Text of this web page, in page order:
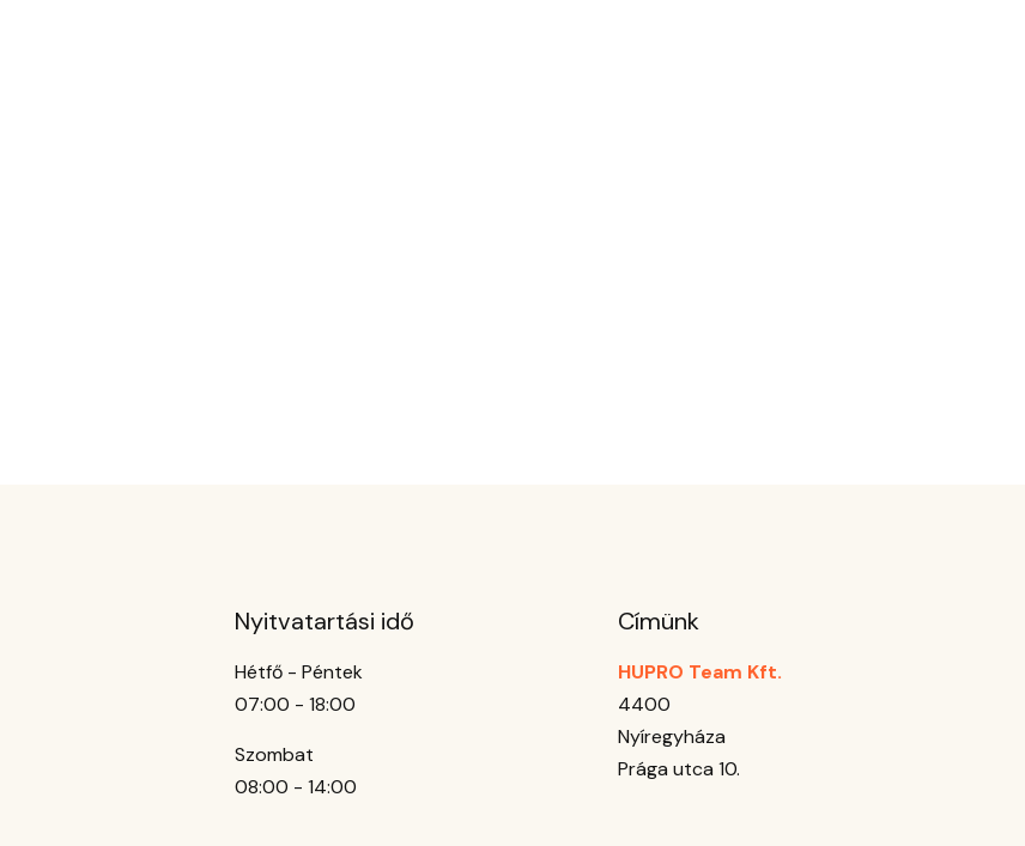
Nyitvatartási idő
Hétfő - Péntek
07:00 - 18:00
Szombat
08:00 - 14:00
Címünk
HUPRO Team Kft.
4400
Nyíregyháza
Prága utca 10.